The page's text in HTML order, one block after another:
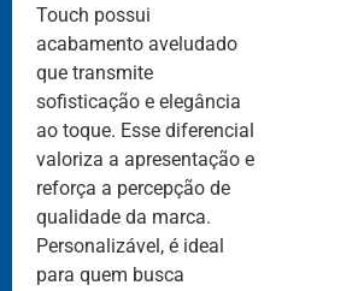
Touch possui
acabamento aveludado
que transmite
sofisticação e elegância
ao toque. Esse diferencial
valoriza a apresentação e
reforça a percepção de
qualidade da marca.
Personalizável, é ideal
para quem busca